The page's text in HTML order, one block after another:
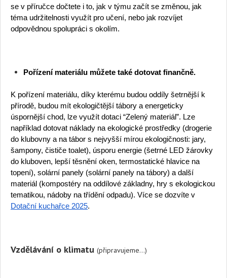
se v příručce dočtete i to, jak v týmu začít se změnou, jak
téma udržitelnosti využít pro učení, nebo jak rozvíjet
odpovědnou spolupráci s okolím.
Pořízení materiálu můžete také dotovat finančně.
K pořízení materiálu, díky kterému budou oddíly šetrnější k
přírodě, budou mít ekologičtější tábory a energeticky
úspornější chod, lze využít dotaci “Zelený materiál”. Lze
například dotovat náklady na ekologické prostředky (drogerie
do klubovny a na tábor s nejvyšší mírou ekologičnosti: jary,
šampony, čističe toalet), úsporu energie (šetrné LED žárovky
do kluboven, lepší těsnění oken, termostatické hlavice na
topení), solární panely (solární panely na tábory) a další
materiál (kompostéry na oddílové základny, hry s ekologickou
tematikou, nádoby na třídění odpadu). Více se dozvíte v
Dotační kuchařce 2025.
Vzdělávání o klimatu (připravujeme...)